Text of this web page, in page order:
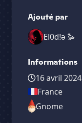
Ajouté par
El0d!ǝ 𐦖
Informations
16 avril 2024
France
Gnome